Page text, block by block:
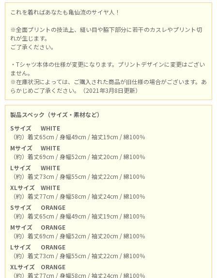
これを着ればあなたも亀仙流のサイヤ人！
※全面プリントの技法上、縫い目や脇下部分に若干のカスレやプリント切
れが生じます。
ご了承ください。
・Tシャツ本体の仕様が変更になります。プリントデザインに変更はござい
ません。
※在庫状況によっては、ご購入された商品が旧仕様の場合がございます。あ
らかじめご了承ください。（2021年3月8日更新）
製品スペック（サイズ・素材など）
Sサイズ
WHITE
（約）着丈65cm / 身幅49cm / 袖丈19cm / 綿100％
Mサイズ
WHITE
（約）着丈69cm / 身幅52cm / 袖丈20cm / 綿100％
Lサイズ
WHITE
（約）着丈73cm / 身幅55cm / 袖丈22cm / 綿100％
XLサイズ
WHITE
（約）着丈77cm / 身幅58cm / 袖丈24cm / 綿100％
Sサイズ
ORANGE
（約）着丈65cm / 身幅49cm / 袖丈19cm / 綿100％
Mサイズ
ORANGE
（約）着丈69cm / 身幅52cm / 袖丈20cm / 綿100％
Lサイズ
ORANGE
（約）着丈73cm / 身幅55cm / 袖丈22cm / 綿100％
XLサイズ
ORANGE
（約）着丈77cm / 身幅58cm / 袖丈24cm / 綿100％